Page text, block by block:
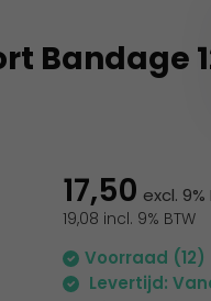
Bandage
17,50 excl. 9%
19,08 incl. 9% BTW
Voorraad (12)
Levertijd: